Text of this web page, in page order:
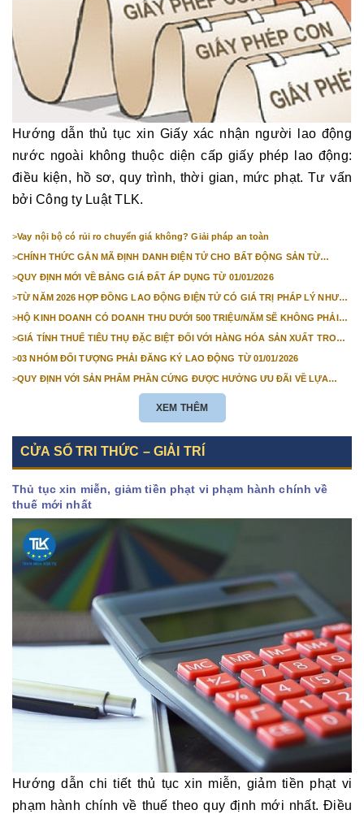
Hướng dẫn thủ tục xin Giấy xác nhận người lao động
nước ngoài không thuộc diện cấp giấy phép lao động:
điều kiện, hồ sơ, quy trình, thời gian, mức phạt. Tư vấn
bởi Công ty Luật TLK.
>Vay nội bộ có rủi ro chuyển giá không? Giải pháp an toàn
>CHÍNH THỨC GẮN MÃ ĐỊNH DANH ĐIỆN TỬ CHO BẤT ĐỘNG SẢN TỪ
>QUY ĐỊNH MỚI VỀ BẢNG GIÁ ĐẤT ÁP DỤNG TỪ 01/01/2026
>TỪ NĂM 2026 HỢP ĐỒNG LAO ĐỘNG ĐIỆN TỬ CÓ GIÁ TRỊ PHÁP LÝ NHƯ
>HỘ KINH DOANH CÓ DOANH THU DƯỚI 500 TRIỆU/NĂM SẼ KHÔNG PHẢI
>GIÁ TÍNH THUẾ TIÊU THỤ ĐẶC BIỆT ĐỐI VỚI HÀNG HÓA SẢN XUẤT TRONG
>03 NHÓM ĐỐI TƯỢNG PHẢI ĐĂNG KÝ LAO ĐỘNG TỪ 01/01/2026
>QUY ĐỊNH VỚI SẢN PHẨM PHẦN CỨNG ĐƯỢC HƯỞNG ƯU ĐÃI VỀ LỰA
XEM THÊM
CỬA SỔ TRI THỨC – GIẢI TRÍ
Thủ tục xin miễn, giảm tiền phạt vi phạm hành chính về
thuế mới nhất
Hướng dẫn chi tiết thủ tục xin miễn, giảm tiền phạt vi
phạm hành chính về thuế theo quy định mới nhất. Điều